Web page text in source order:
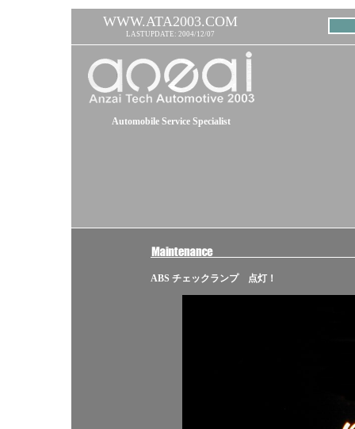
WWW.ATA2003.COM
LASTUPDATE: 2004/12/07
Automobile Service Specialist
ABS チェックランプ 点灯！